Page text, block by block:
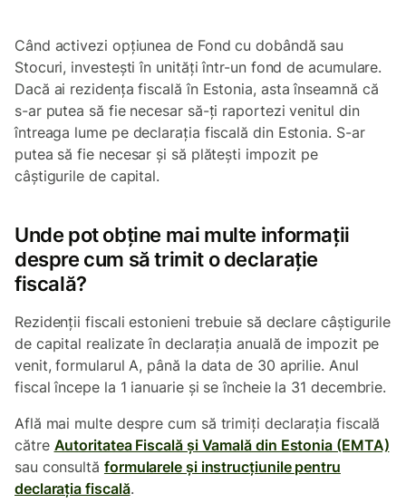
Când activezi opțiunea de Fond cu dobândă sau
Stocuri, investești în unități într-un fond de acumulare.
Dacă ai rezidența fiscală în Estonia, asta înseamnă că
s-ar putea să fie necesar să-ți raportezi venitul din
întreaga lume pe declarația fiscală din Estonia. S-ar
putea să fie necesar și să plătești impozit pe
câștigurile de capital.
Unde pot obține mai multe informații
despre cum să trimit o declarație
fiscală?
Rezidenții fiscali estonieni trebuie să declare câștigurile
de capital realizate în declarația anuală de impozit pe
venit, formularul A, până la data de 30 aprilie. Anul
fiscal începe la 1 ianuarie și se încheie la 31 decembrie.
Află mai multe despre cum să trimiți declarația fiscală
către Autoritatea Fiscală și Vamală din Estonia (EMTA)
sau consultă formularele și instrucțiunile pentru
declarația fiscală.